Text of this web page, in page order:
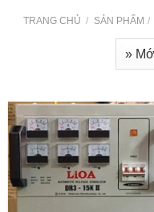
TRANG CHỦ / SẢN PHẨM /